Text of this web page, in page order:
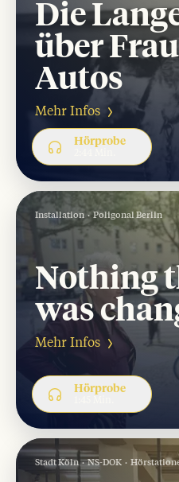
Die
über
Autos
Mehr Infos
Hörprobe
Installation Poligonal Berlin
Nothing
was
Mehr Infos
Hörprobe
Stadt Köln NS-DOK